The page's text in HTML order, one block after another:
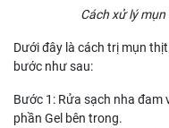
Cách xử lý
Dưới đây là cách trị mụn
bước như sau:
Bước 1: Rửa sạch nha đam
phần Gel bên trong.